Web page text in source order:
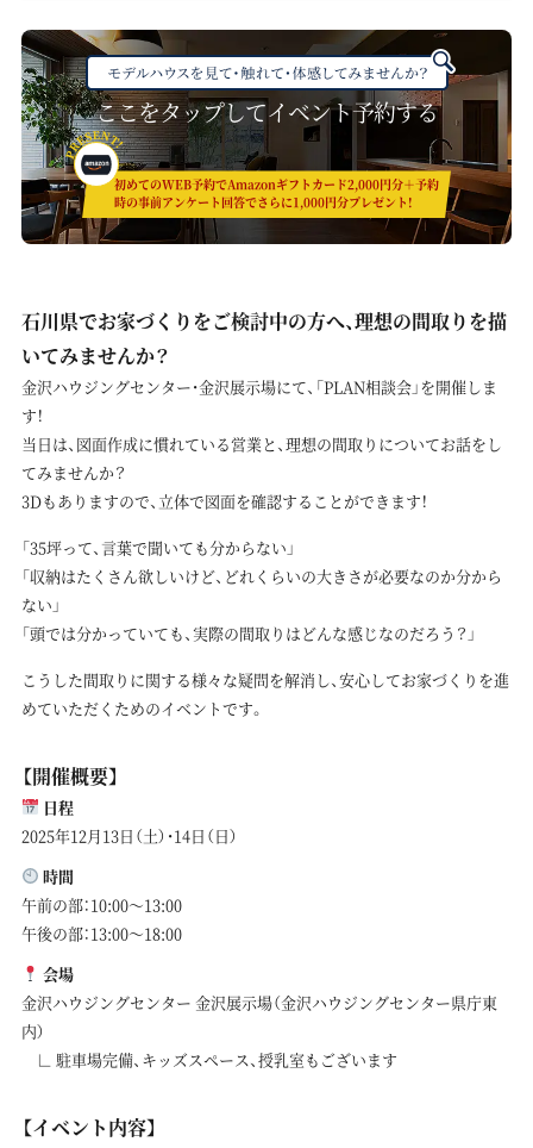
ここをタップしてイベント予約する
初めてのWEB予約でAmazonギフトカード2,000円分＋予約
時の事前アンケート回答でさらに1,000円分プレゼント!
石川県でお家づくりをご検討中の方へ、理想の間取りを描
いてみませんか？
金沢ハウジングセンター・金沢展示場にて、「PLAN相談会」を開催しま
す！
当日は、図面作成に慣れている営業と、理想の間取りについてお話をし
てみませんか？
3Dもありますので、立体で図面を確認することができます！
「35坪って、言葉で聞いても分からない」
「収納はたくさん欲しいけど、どれくらいの大きさが必要なのか分から
ない」
「頭では分かっていても、実際の間取りはどんな感じなのだろう？」
こうした間取りに関する様々な疑問を解消し、安心してお家づくりを進
めていただくためのイベントです。
【開催概要】
日程
2025年12月13日（土）・14日（日）
時間
午前の部：10:00～13:00
午後の部：13:00～18:00
会場
金沢ハウジングセンター 金沢展示場（金沢ハウジングセンター県庁東
内）
∟ 駐車場完備、キッズスペース、授乳室もございます
【イベント内容】